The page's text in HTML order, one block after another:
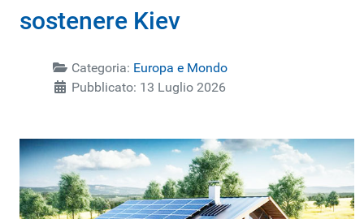
sostenere Kiev
Categoria: Europa e Mondo
Pubblicato: 13 Luglio 2026